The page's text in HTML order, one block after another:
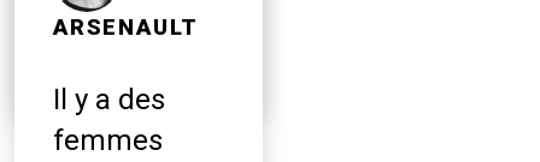
comme
ARSENAULT
Il y a des
femmes